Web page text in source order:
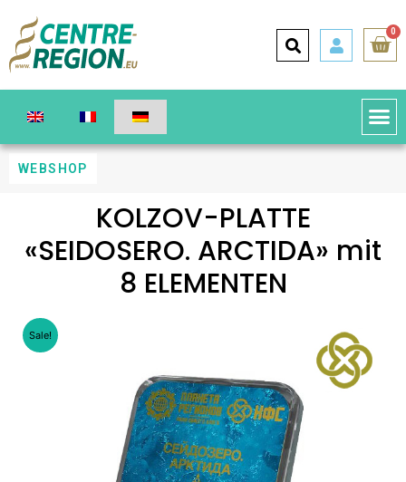
0
WEBSHOP
KOLZOV-PLATTE
«SEIDOSERO. ARCTIDA» mit
8 ELEMENTEN
Sale!